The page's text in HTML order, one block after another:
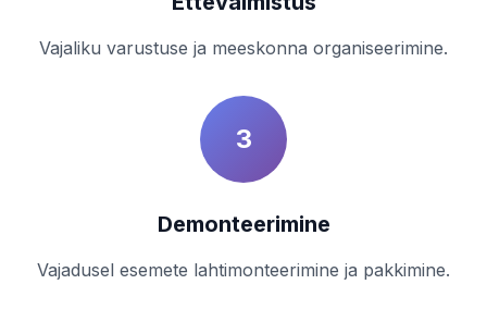
Vajaliku varustuse ja meeskonna organiseerimine.
3
Demonteerimine
Vajadusel esemete lahtimonteerimine ja pakkimine.